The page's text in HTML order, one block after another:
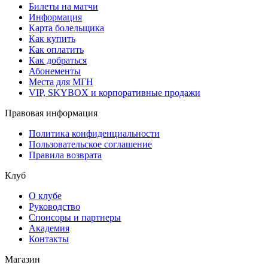
Билеты на матчи
Информация
Карта болельщика
Как купить
Как оплатить
Как добраться
Абонементы
Места для МГН
VIP, SKYBOX и корпоративные продажи
Правовая информация
Политика конфиденциальности
Пользовательское соглашение
Правила возврата
Клуб
О клубе
Руководство
Спонсоры и партнеры
Академия
Контакты
Магазин